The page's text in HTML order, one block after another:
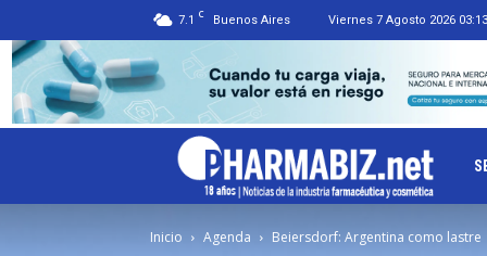
7.1 C Buenos Aires Viernes 7 Agosto 2026 03:13
Inicio Agenda Beiersdorf: Argentina como lastre